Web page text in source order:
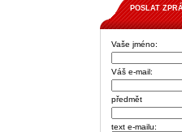
POSLAT
Vaše jméno:
Váš e-mail:
předmět
text e-mailu: